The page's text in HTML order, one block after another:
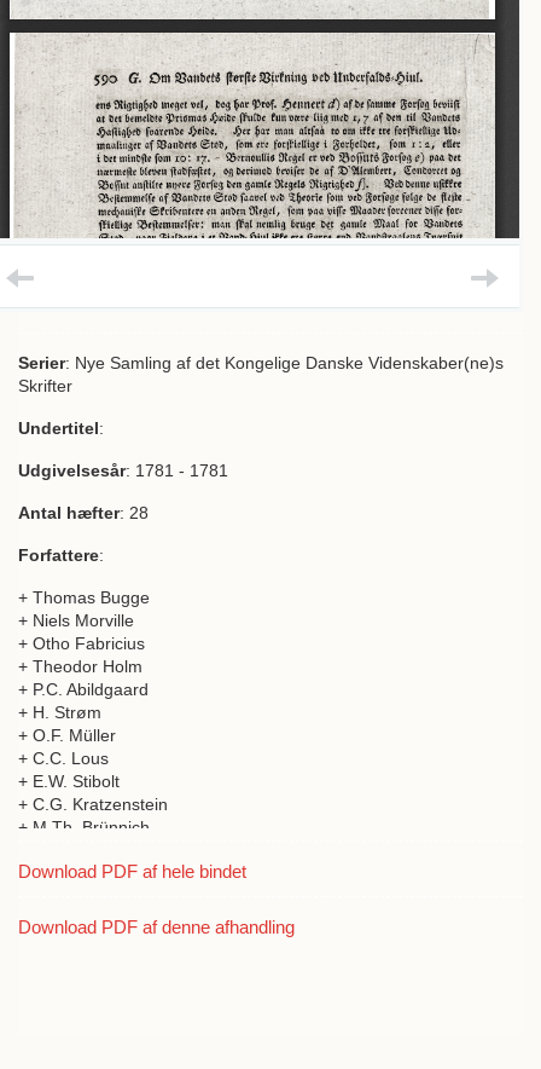
Serier: Nye Samling af det Kongelige Danske Videnskaber(ne)s
Skrifter
Undertitel:
Udgivelsesår: 1781 - 1781
Antal hæfter: 28
Forfattere:
+ Thomas Bugge
+ Niels Morville
+ Otho Fabricius
+ Theodor Holm
+ P.C. Abildgaard
+ H. Strøm
+ O.F. Müller
+ C.C. Lous
+ E.W. Stibolt
+ C.G. Kratzenstein
+ M.Th. Brünnich
+ P.F. Suhm
+ Christian Friderich Temler
Download PDF af hele bindet
Download PDF af denne afhandling